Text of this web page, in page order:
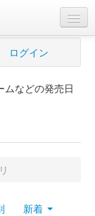
ログイン
ムなどの発売日
新着